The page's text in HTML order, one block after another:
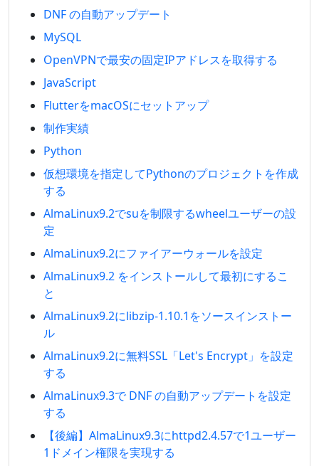
DNF の自動アップデート
MySQL
OpenVPNで最安の固定IPアドレスを取得する
JavaScript
FlutterをmacOSにセットアップ
制作実績
Python
仮想環境を指定してPythonのプロジェクトを作成
する
AlmaLinux9.2でsuを制限するwheelユーザーの設
定
AlmaLinux9.2にファイアーウォールを設定
AlmaLinux9.2 をインストールして最初にするこ
と
AlmaLinux9.2にlibzip-1.10.1をソースインストー
ル
AlmaLinux9.2に無料SSL「Let's Encrypt」を設定
する
AlmaLinux9.3で DNF の自動アップデートを設定
する
【後編】AlmaLinux9.3にhttpd2.4.57で1ユーザー
1ドメイン権限を実現する